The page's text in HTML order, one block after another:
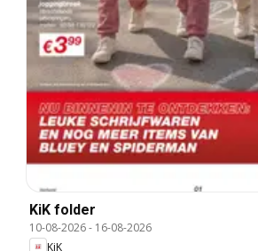
KiK folder
10-08-2026- 16-08-2026
KiK